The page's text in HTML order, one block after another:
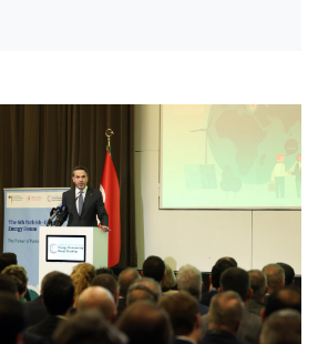
iki ülke arasında Enerji ve